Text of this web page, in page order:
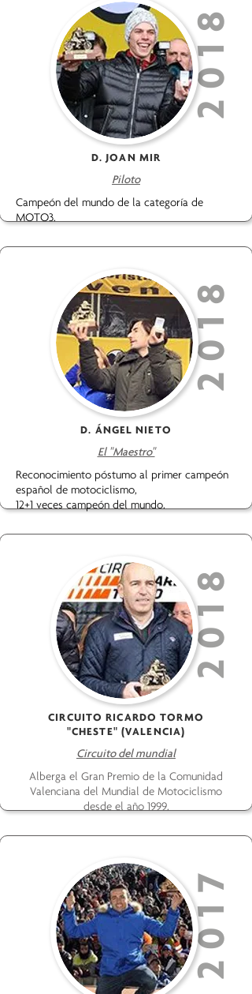
2018
D. JOAN MIR
Piloto
Campeón del mundo de la categoría de
MOTO3.
2018
D. ÁNGEL NIETO
El "Maestro"
Reconocimiento póstumo al primer campeón
español de motociclismo,
12+1 veces campeón del mundo.
2018
CIRCUITO RICARDO TORMO
"CHESTE" (VALENCIA)
Circuito del mundial
Alberga el Gran Premio de la Comunidad
Valenciana del Mundial de Motociclismo
desde el año 1999.
2017